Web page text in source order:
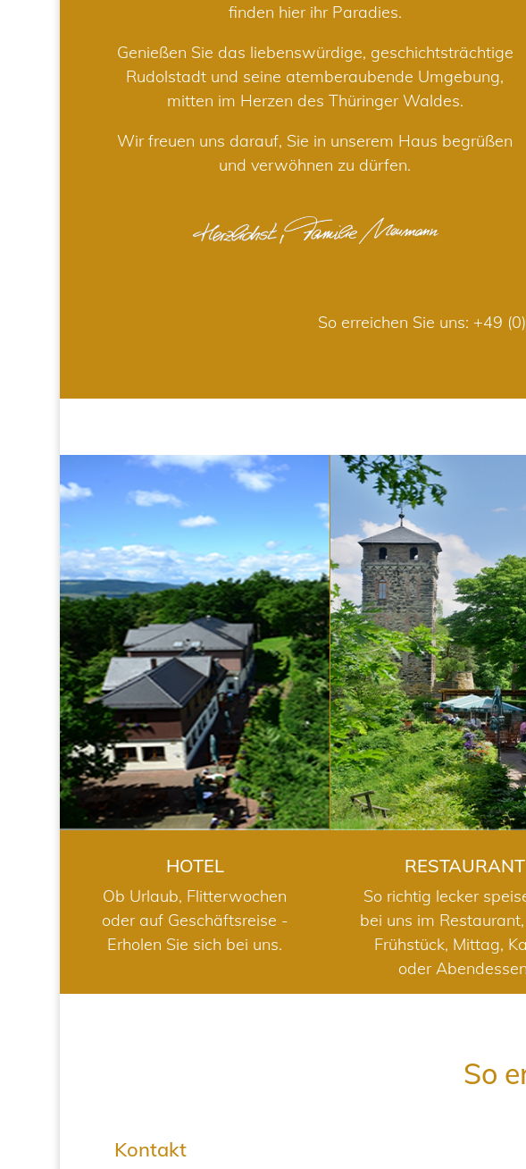
finden hier ihr Paradies.
Genießen Sie das liebenswürdige, geschichtsträchtige
Rudolstadt und seine atemberaubende Umgebung,
mitten im Herzen des Thüringer Waldes.
Wir freuen uns darauf, Sie in unserem Haus begrüßen
und verwöhnen zu dürfen.
So erreichen Sie uns: +49
HOTEL
HOTEL
Ob Urlaub, Flitterwochen
oder auf Geschäftsreise -
Erholen Sie sich bei uns.
RESTAURANT
So richtig lecker
bei uns im
Frühstück, Mittag,
oder
So
Kontakt